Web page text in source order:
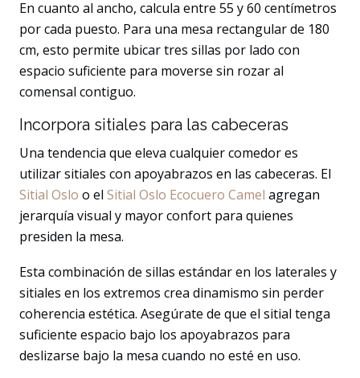
En cuanto al ancho, calcula entre 55 y 60 centímetros
por cada puesto. Para una mesa rectangular de 180
cm, esto permite ubicar tres sillas por lado con
espacio suficiente para moverse sin rozar al
comensal contiguo.
Incorpora sitiales para las cabeceras
Una tendencia que eleva cualquier comedor es
utilizar sitiales con apoyabrazos en las cabeceras. El
Sitial Oslo o el Sitial Oslo Ecocuero Camel agregan
jerarquía visual y mayor confort para quienes
presiden la mesa.
Esta combinación de sillas estándar en los laterales y
sitiales en los extremos crea dinamismo sin perder
coherencia estética. Asegúrate de que el sitial tenga
suficiente espacio bajo los apoyabrazos para
deslizarse bajo la mesa cuando no esté en uso.